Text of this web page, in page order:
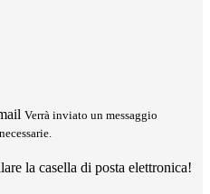
Verrà inviato un messaggio
la casella di posta elettronica!